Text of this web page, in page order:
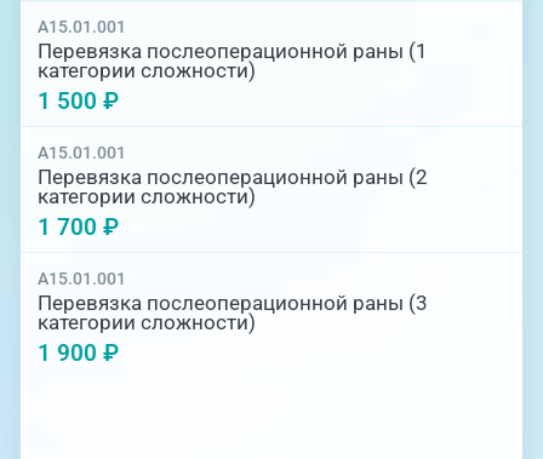
A15.01.001
Перевязка послеоперационной раны (1
категории сложности)
1 500 ₽
A15.01.001
Перевязка послеоперационной раны (2
категории сложности)
1 700 ₽
A15.01.001
Перевязка послеоперационной раны (3
категории сложности)
1 900 ₽